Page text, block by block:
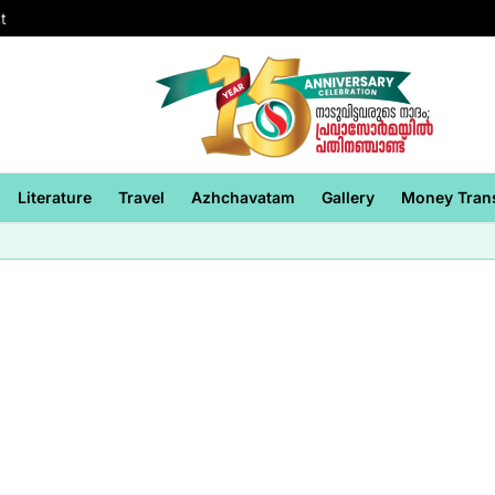
Literature Travel Azhchavatam Gallery Money